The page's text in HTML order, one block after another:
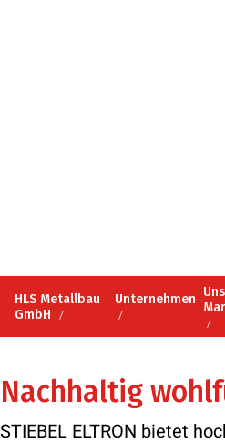
HLS Metallbau
GmbH
Unternehmen
Nachhaltig
STIEBEL ELTRON bietet